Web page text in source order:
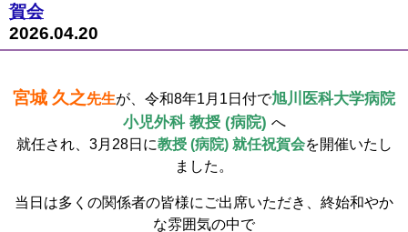
賀会
2026.04.20
宮城 久之先生が、令和8年1月1日付で旭川医科大学病院
小児外科 教授 (病院) へ
就任され、3月28日に教授 (病院) 就任祝賀会を開催いたし
ました。
当日は多くの関係者の皆様にご出席いただき、終始和やか
な雰囲気の中で